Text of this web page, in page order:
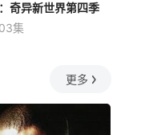
奇异新世界第四季
集
更多